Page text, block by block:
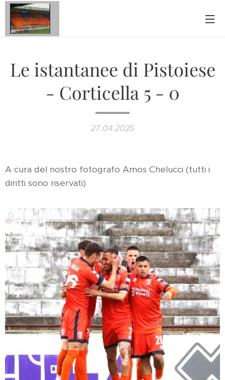
Le istantanee di Pistoiese
- Corticella 5 - 0
27.04.2025
A cura del nostro fotografo Amos Chelucci (tutti i
diritti sono riservati)